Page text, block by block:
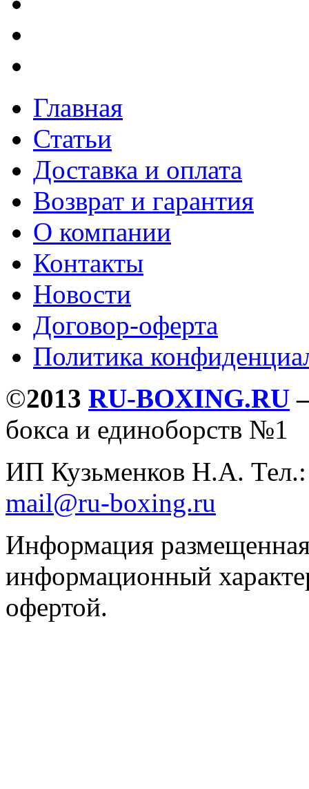
Главная
Статьи
Доставка и оплата
Возврат и гарантия
О компании
Контакты
Новости
Договор-оферта
Политика
©2013 RU-BOXING.RU
бокса и единоборств №1
ИП Кузьменков Н.А.
mail@ru-boxing.ru
Информация
информационный
офертой.